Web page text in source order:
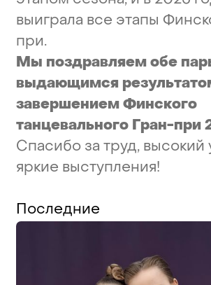
выиграла все этапы
при.
Мы поздравляемобе
выдающимся
завершениемФинского
танцевального Гран-при
Спасибо за труд, высокий
яркие выступления!
Последние